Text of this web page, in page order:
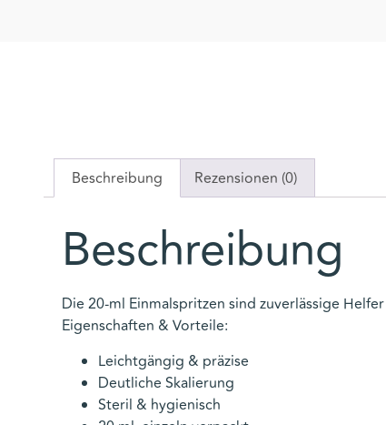
Beschreibung Rezensionen (0)
Beschreibung
Die 20-ml Einmalspritzen sind zuverlässige
Eigenschaften & Vorteile:
Leichtgängig & präzise
Deutliche Skalierung
Steril & hygienisch